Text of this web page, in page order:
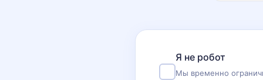
Я не робот
Мы временно